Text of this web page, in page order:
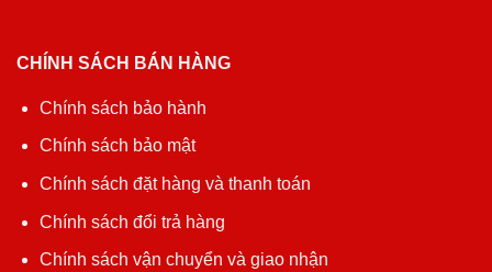
CHÍNH SÁCH BÁN HÀNG
Chính sách bảo hành
Chính sách bảo mật
Chính sách đặt hàng và thanh toán
Chính sách đổi trả hàng
Chính sách vận chuyển và giao nhận